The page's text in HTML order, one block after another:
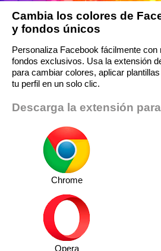
Cambia los colores de
y fondos únicos
Personaliza Facebook fácilmente
fondos exclusivos. Usa la extensión
para cambiar colores, aplicar
tu perfil en un solo clic.
Descarga la extensión
Chrome
Opera